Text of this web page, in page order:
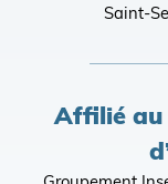
Saint-
Affilié au